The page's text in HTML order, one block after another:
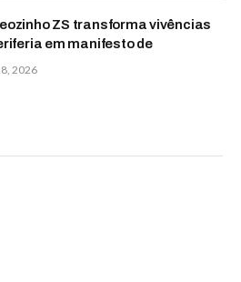
ZS transforma vivências
em manifesto de
2026